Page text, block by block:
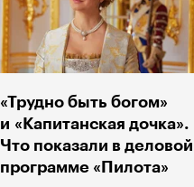
«Трудно быть богом»
и «Капитанская дочка».
Что показали в деловой
программе «Пилота»